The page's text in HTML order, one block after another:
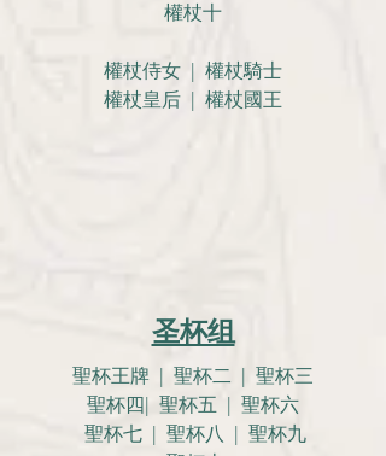
權杖十
權杖侍女 | 權杖騎士
權杖皇后 | 權杖國王
圣杯组
聖杯王牌 | 聖杯二 | 聖杯三
聖杯四| 聖杯五 | 聖杯六
聖杯七 | 聖杯八 | 聖杯九